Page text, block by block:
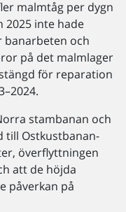
malmtåg per dygn
2025 inte hade
banarbeten och
på det malmlager
för reparation
stambanan och
till Ostkustbanan-
överflyttningen
att de höjda
påverkan på